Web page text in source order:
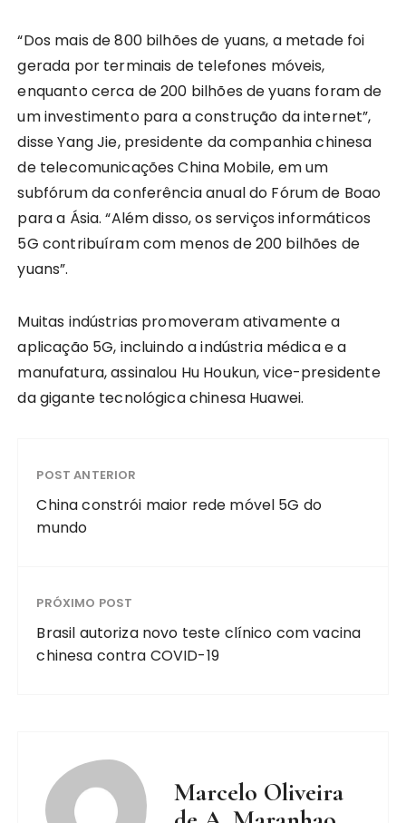
“Dos mais de 800 bilhões de yuans, a metade foi
gerada por terminais de telefones móveis,
enquanto cerca de 200 bilhões de yuans foram de
um investimento para a construção da internet”,
disse Yang Jie, presidente da companhia chinesa
de telecomunicações China Mobile, em um
subfórum da conferência anual do Fórum de Boao
para a Ásia. “Além disso, os serviços informáticos
5G contribuíram com menos de 200 bilhões de
yuans”.
Muitas indústrias promoveram ativamente a
aplicação 5G, incluindo a indústria médica e a
manufatura, assinalou Hu Houkun, vice-presidente
da gigante tecnológica chinesa Huawei.
POST ANTERIOR
China constrói maior rede móvel 5G do
mundo
PRÓXIMO POST
Brasil autoriza novo teste clínico com vacina
chinesa contra COVID-19
Marcelo Oliveira